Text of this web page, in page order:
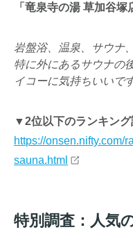
「竜泉寺の湯 草加谷塚
岩盤浴、温泉、サウナ
特に外にあるサウナの
イコーに気持ちいいです
▼2位以下のランキング
https://onsen.nifty.com/
sauna.html
特別調査：人気